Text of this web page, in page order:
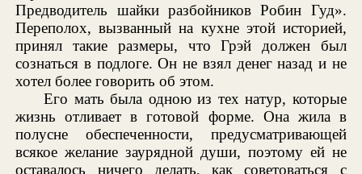
Предводитель шайки разбойников Робин Гуд».
Переполох, вызванный на кухне этой историей,
принял такие размеры, что Грэй должен был
сознаться в подлоге. Он не взял денег назад и не
хотел более говорить об этом.
Его мать была одною из тех натур, которые
жизнь отливает в готовой форме. Она жила в
полусне обеспеченности, предусматривающей
всякое желание заурядной души, поэтому ей не
оставалось ничего делать, как советоваться с